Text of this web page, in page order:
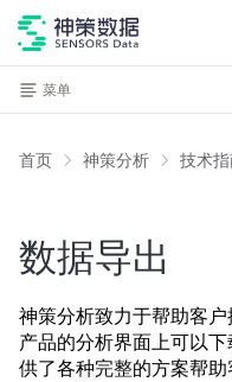
菜单
首页 神策分析 技术
数据导出
神策分析致力于帮助客
产品的分析界面上可以
供了各种完整的方案帮